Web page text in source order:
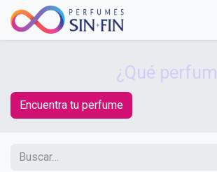
Ir al contenido
¿Qué
Encuentra tu perfume